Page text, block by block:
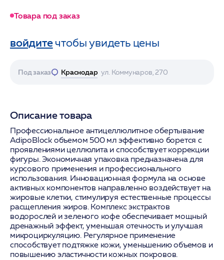
Товара под заказ
войдитечтобы увидеть цены
Под заказ Краснодар ул. Коммунаров, 270
Описание товара
Профессиональное антицеллюлитное обертывание
AdipoBlock объемом 500 мл эффективно борется с
проявлениями целлюлита и способствует коррекции
фигуры. Экономичная упаковка предназначена для
курсового применения и профессионального
использования. Инновационная формула на основе
активных компонентов направленно воздействует на
жировые клетки, стимулируя естественные процессы
расщепления жиров. Комплекс экстрактов
водорослей и зеленого кофе обеспечивает мощный
дренажный эффект, уменьшая отечность и улучшая
микроциркуляцию. Регулярное применение
способствует подтяжке кожи, уменьшению объемов и
повышению эластичности кожных покровов.